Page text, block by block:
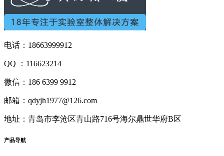
电话：18663999912
QQ ：116623214
微信：186 6399 9912
邮箱：qdyjh1977@126.com
地址：青岛市李沧区青山路716号海尔鼎世华府B区
产品导航